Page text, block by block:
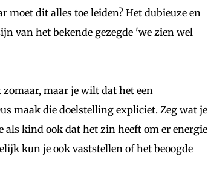
moet dit alles toe leiden? Het dubieuze en
van het bekende gezegde 'we zien wel
maar je wilt dat het een
maak die doelstelling expliciet. Zeg wat je
kind ook dat het zin heeft om er energie
kun je ook vaststellen of het beoogde